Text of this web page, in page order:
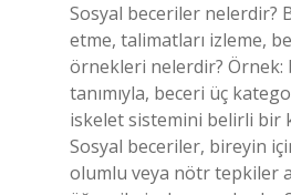
Sosyal beceriler nelerdir?
etme, talimatları izleme,
örnekleri nelerdir? Örnek:
tanımıyla, beceri üç
iskelet sistemini belirli bir
Sosyal beceriler, bireyin
olumlu veya nötr tepkiler